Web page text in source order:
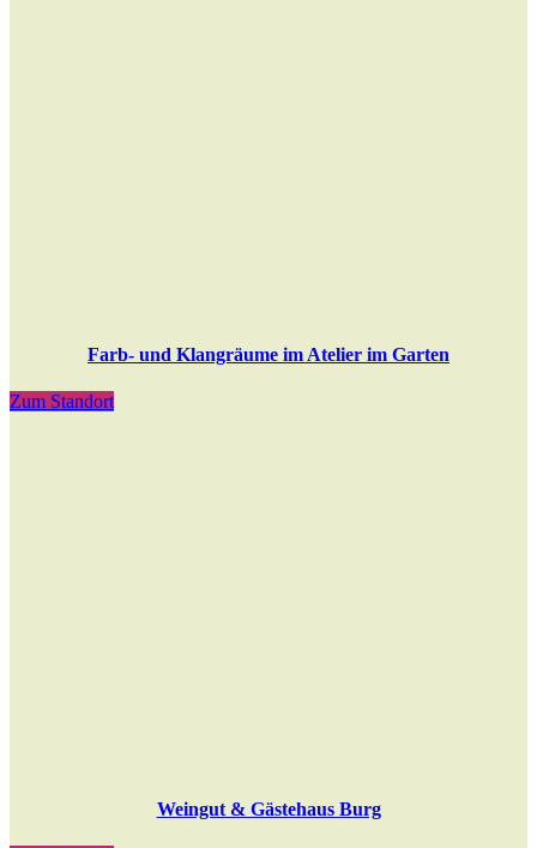
Farb- und Klangräume im Atelier im Garten
Zum Standort
Weingut & Gästehaus Burg